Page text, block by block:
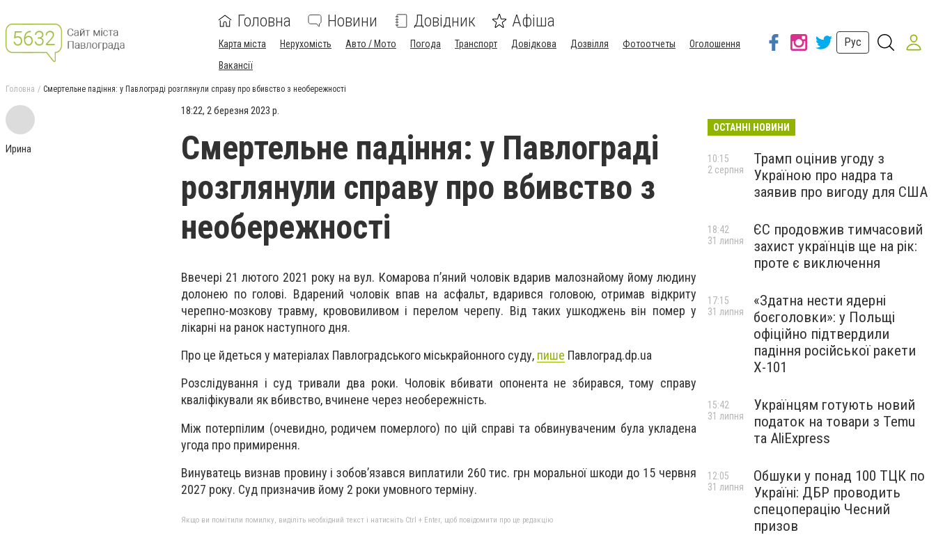
Головна Новини Довідник Афіша
Карта міста Нерухомість Авто / Мото Погода Транспорт Довідкова Дозвілля Фотоотчеты
Оголошення
Вакансії
Рус
Головна Смертельне падіння: у Павлограді розглянули справу про вбивство з необережності
Ирина
18:22, 2 березня 2023 р.
Смертельне падіння: у Павлограді
розглянули справу про вбивство з
необережності
Ввечері 21 лютого 2021 року на вул. Комарова п’яний чоловік вдарив малознайому йому людину
долонею по голові. Вдарений чоловік впав на асфальт, вдарився головою, отримав відкриту
черепно-мозкову травму, крововиливом і перелом черепу. Від таких ушкоджень він помер у
лікарні на ранок наступного дня.
Про це йдеться у матеріалах Павлоградського міськрайонного суду, пише Павлоград.dp.ua
Розслідування і суд тривали два роки. Чоловік вбивати опонента не збирався, тому справу
кваліфікували як вбивство, вчинене через необережність.
Між потерпілим (очевидно, родичем померлого) по цій справі та обвинуваченим була укладена
угода про примирення.
Винуватець визнав провину і зобов’язався виплатили 260 тис. грн моральної шкоди до 15 червня
2027 року. Суд призначив йому 2 роки умовного терміну.
Якщо ви помітили помилку, виділіть необхідний текст і натисніть Ctrl + Enter, щоб повідомити про це редакцію
ОСТАННІ НОВИНИ
Трамп оцінив угоду з
Україною про надра та
заявив про вигоду для США
10:15
2 серпня
ЄС продовжив тимчасовий
захист українців ще на рік:
проте є виключення
18:42
31 липня
«Здатна нести ядерні
боєголовки»: у Польщі
офіційно підтвердили
падіння російської ракети
Х-101
17:15
31 липня
Українцям готують новий
податок на товари з Temu
та AliExpress
15:42
31 липня
Обшуки у понад 100 ТЦК по
Україні: ДБР проводить
спецоперацію Чесний
призов
12:05
31 липня